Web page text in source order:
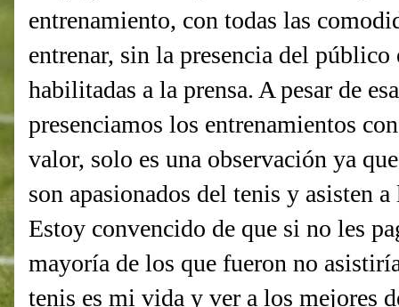
entrenamiento, con todas las
entrenar, sin la presencia del
habilitadas a la prensa. A pesar de
presenciamos los entrenamientos
valor, solo es una observación ya
son apasionados del tenis y asisten
Estoy convencido de que si no les
mayoría de los que fueron no
tenis es mi vida y ver a los mejores